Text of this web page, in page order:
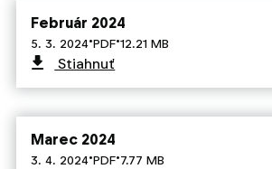
Február 2024
5. 3. 2024·PDF·12.21 MB
Stiahnuť
Marec 2024
3. 4. 2024·PDF·7.77 MB